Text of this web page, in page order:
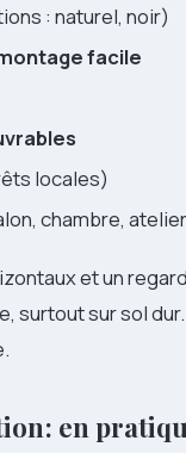
: naturel, noir)
facile
locales)
chambre,
et un
surtout sur sol
: en